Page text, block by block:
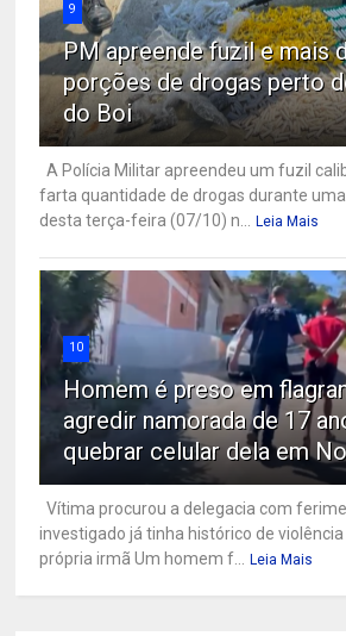
9
PM apreende fuzil e mais
porções de drogas perto
do Boi
A Polícia Militar apreendeu um fuzil
farta quantidade de drogas durante
desta terça-feira (07/10) n...
Leia Mais
10
Homem é preso em
agredir namorada de 17
quebrar celular dela em
Vítima procurou a delegacia com
investigado já tinha histórico de
própria irmã Um homem f...
Leia Mais